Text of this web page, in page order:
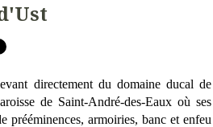
directement du domaine ducal de
de Saint-André-des-Eaux où ses
prééminences, armoiries, banc et enfeu